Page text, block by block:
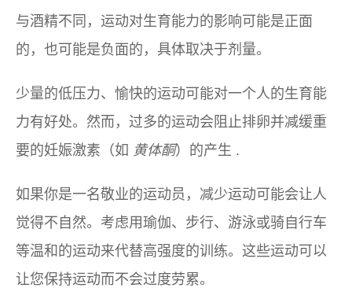
与酒精不同，运动对生育能力的影响可能是正面
的，也可能是负面的，具体取决于剂量。
少量的低压力、愉快的运动可能对一个人的生育能
力有好处。然而，过多的运动会阻止排卵并减缓重
要的妊娠激素（如 黄体酮）的产生 .
如果你是一名敬业的运动员，减少运动可能会让人
觉得不自然。考虑用瑜伽、步行、游泳或骑自行车
等温和的运动来代替高强度的训练。这些运动可以
让您保持运动而不会过度劳累。